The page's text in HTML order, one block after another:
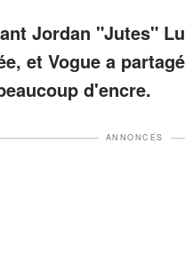
Jordan "Jutes"
et Vogue a
d'encre.
ANNONCES